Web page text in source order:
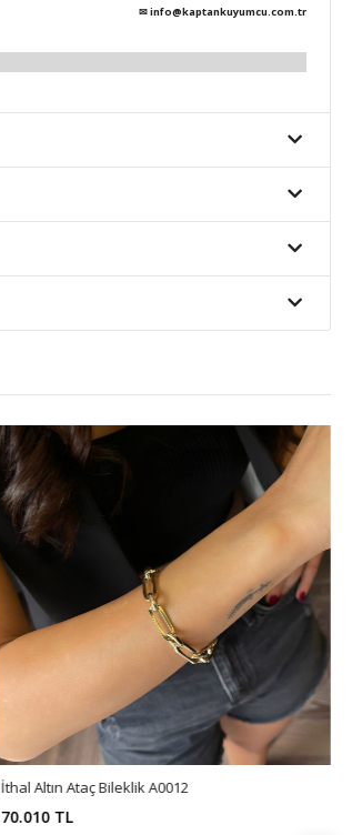
✉info@kaptankuyumcu.com.tr
İthal Altın Ataç Bileklik A0012
70.010 TL